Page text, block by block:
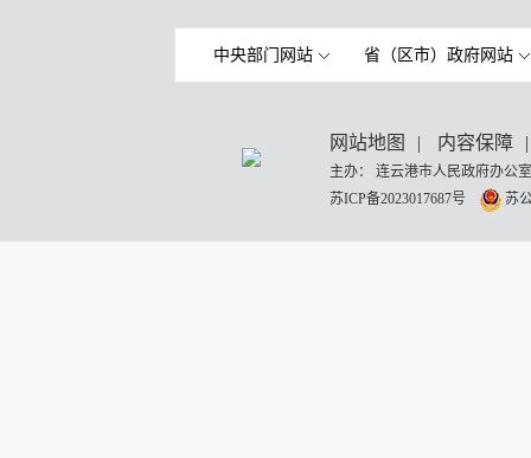
中央部门网站 省（区市）政府网站
网站地图 | 内容保障 |
主办： 连云港市人民政府办
苏ICP备2023017687号
苏